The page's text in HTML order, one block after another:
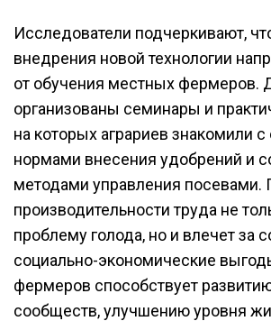
Исследователи подчеркивают,
внедрения новой технологии
от обучения местных фермеров.
организованы семинары и
на которых аграриев знакомили
нормами внесения удобрений и
методами управления
производительности труда не
проблему голода, но и влечет за
социально-экономические
фермеров способствует
сообществ, улучшению уровня